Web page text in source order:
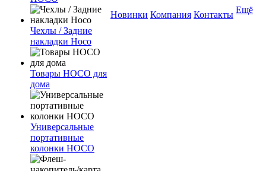
Чехлы / Задние
накладки Hoco
Товары HOCO для
дома
Универсальные
портативные
колонки HOCO
Новинки Компания Контакты Ещё